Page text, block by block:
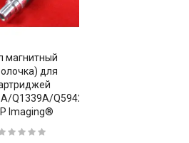
CF287A/CF287X
магнитный
для
Q1339A/Q5942A/Q5945A
Imaging®